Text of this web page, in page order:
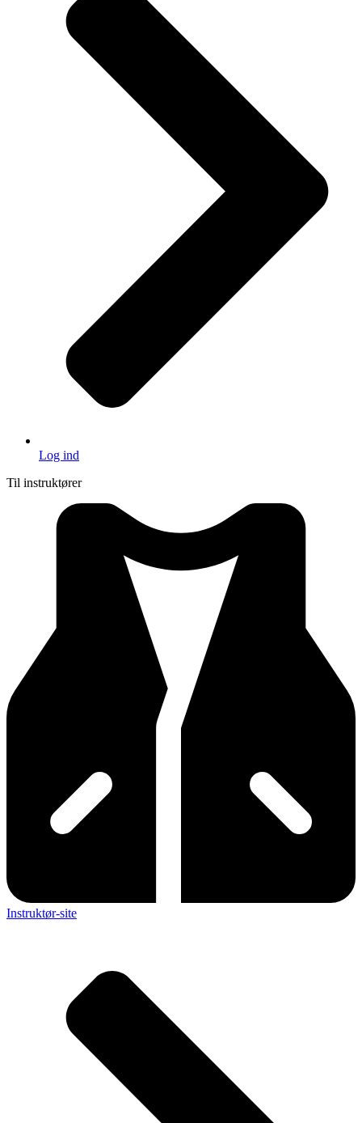
Log ind
Til instruktører
Instruktør-site